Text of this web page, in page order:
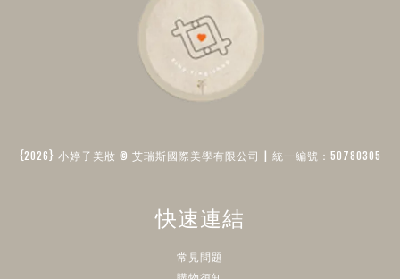
{2026} 小婷子美妝 © 艾瑞斯國際美學有限公司 | 統一編號：50780305​
快速連結
常見問題